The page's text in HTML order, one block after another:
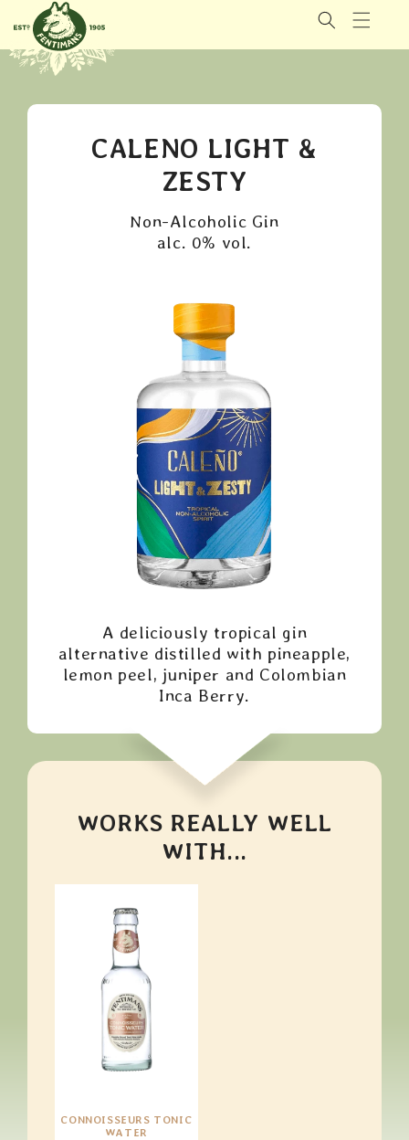
IGNORER
ET
PASSER
AU
CALENO LIGHT &
ZESTY
Non-Alcoholic Gin
alc. 0% vol.
A deliciously tropical gin
alternative distilled with pineapple,
lemon peel, juniper and Colombian
Inca Berry.
WORKS REALLY WELL
WITH...
CONNOISSEURS TONIC
WATER